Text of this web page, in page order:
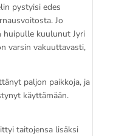
pystyisi edes
Jo
huipulle kuulunut Jyri
varsin vakuuttavasti,
paljon paikkoja, ja
käyttämään.
taitojensa lisäksi